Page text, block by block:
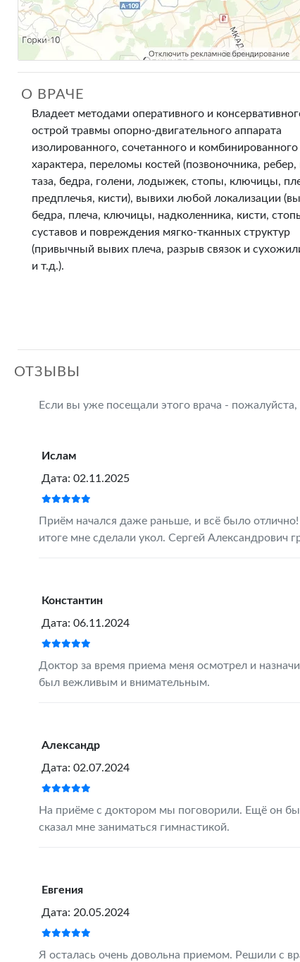
О ВРАЧЕ
Владеет методами оперативного и
острой травмы опорно-двигательного аппарата
изолированного, сочетанного и комбинированного
характера, переломы костей (позвоночника,
таза, бедра, голени, лодыжек, стопы, ключицы,
предплечья, кисти), вывихи любой локализации
бедра, плеча, ключицы, надколенника, кисти,
суставов и повреждения мягко-тканных структур
(привычный вывих плеча, разрыв связок и
и т.д.).
ОТЗЫВЫ
Если вы уже посещали этого врача - пожалуйста,
Ислам
Дата: 02.11.2025
Приём начался даже раньше, и всё было
итоге мне сделали укол. Сергей Александрович
Константин
Дата: 06.11.2024
Доктор за время приема меня осмотрел и
был вежливым и внимательным.
Александр
Дата: 02.07.2024
На приёме с доктором мы поговорили. Ещё он
сказал мне заниматься гимнастикой.
Евгения
Дата: 20.05.2024
Я осталась очень довольна приемом. Решили с